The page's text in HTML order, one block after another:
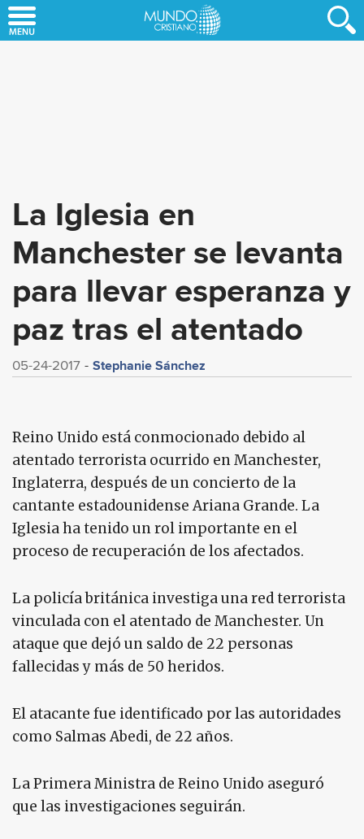
to
La Iglesia en
Manchester se levanta
para llevar esperanza y
paz tras el atentado
05-24-2017 Stephanie Sánchez
Reino Unido está conmocionado debido al
atentado terrorista ocurrido en Manchester,
Inglaterra, después de un concierto de la
cantante estadounidense Ariana Grande. La
Iglesia ha tenido un rol importante en el
proceso de recuperación de los afectados.
La policía británica investiga una red terrorista
vinculada con el atentado de Manchester. Un
ataque que dejó un saldo de 22 personas
fallecidas y más de 50 heridos.
El atacante fue identificado por las autoridades
como Salmas Abedi, de 22 años.
La Primera Ministra de Reino Unido aseguró
que las investigaciones seguirán.